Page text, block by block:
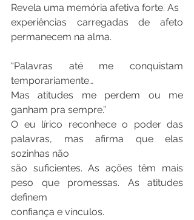
Revela uma memória afetiva forte. As
experiências carregadas de afeto
permanecem na alma.
“Palavras até me conquistam
temporariamente…
Mas atitudes me perdem ou me
ganham pra sempre.”
O eu lírico reconhece o poder das
palavras, mas afirma que elas
sozinhas não
são suficientes. As ações têm mais
peso que promessas. As atitudes
definem
confiança e vínculos.